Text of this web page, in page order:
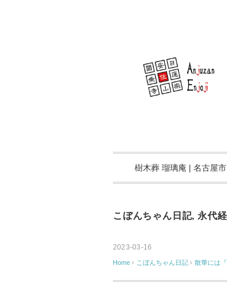
樹木葬 瑠璃庵 | 名古屋
こぼんちゃん日記, 永代
2023-03-16
Home › こぼんちゃん日記 › 散華には『